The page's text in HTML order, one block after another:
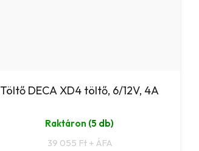
Töltő DECA XD4 töltő, 6/12V, 4A
Raktáron (5 db)
39 055 Ft + ÁFA